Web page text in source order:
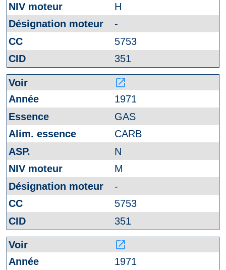
H
-
5753
351
launch
1971
GAS
CARB
N
M
-
5753
351
launch
1971